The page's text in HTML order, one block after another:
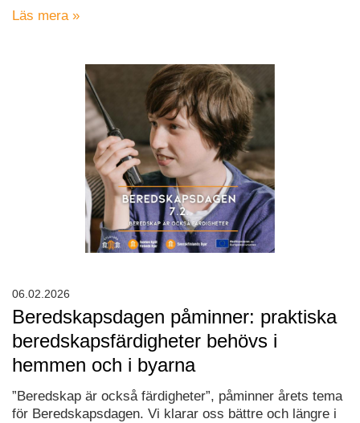
Läs mera »
Beredskapsdagen påminner: praktiska
beredskapsfärdigheter behövs i
hemmen och i byarna
”Beredskap är också färdigheter”, påminner årets tema
för Beredskapsdagen. Vi klarar oss bättre och längre i
06.02.2026